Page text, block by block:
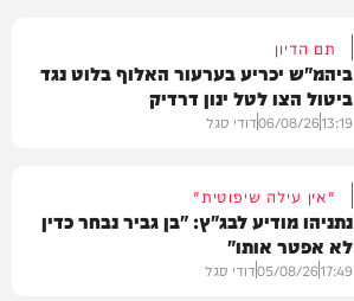
תם הדיון
ביהמ"ש יכריע בערעור האלוף בלוט נגד
ביטול הצו לטל ינון דרדיק
13:19
06/08/26דודי סגל
"אין עילה שיפוטית"
נתניהו מודיע לבג"ץ: "בן גביר נבחר כדין
לא אפטר אותו"
17:49
05/08/26דודי סגל